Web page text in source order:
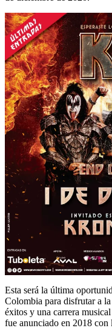
Esta será la última
Colombia para disfrutar a
éxitos y una carrera
fue anunciado en 2018 con